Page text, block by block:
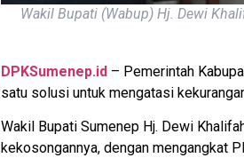
Wakil Bupati (Wabup) Hj. Dewi
DPKSumenep.id – Pemerintah
satu solusi untuk mengatasi
Wakil Bupati Sumenep Hj. Dewi
kekosongannya, dengan mengangkat